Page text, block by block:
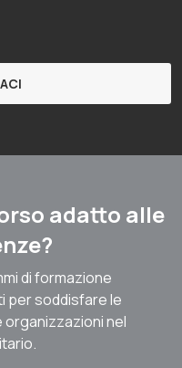
adatto alle
di formazione
per soddisfare le
nel